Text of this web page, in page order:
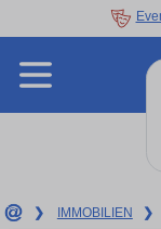
❯ IMMOBILIEN ❯